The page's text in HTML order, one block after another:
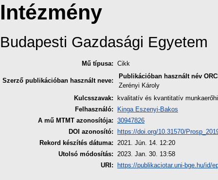
Intézmény
Budapesti Gazdasági Egyetem
Mű típusa: Cikk
Szerző publikációban használt neve:
Publikációban használt név
Zerényi Károly
Kulcsszavak:
kvalitatív és kvantitatív
Felhasználó:
Kinga Eszenyi-Bakos
A mű MTMT azonosítója: 30947826
DOI azonosító:
https://doi.org/10.31570/
Rekord készítés dátuma: 2021. Jún. 14. 12:20
Utolsó módosítás: 2023. Jan. 30. 13:58
URI:
https://publikaciotar.uni-bge.hu/id/